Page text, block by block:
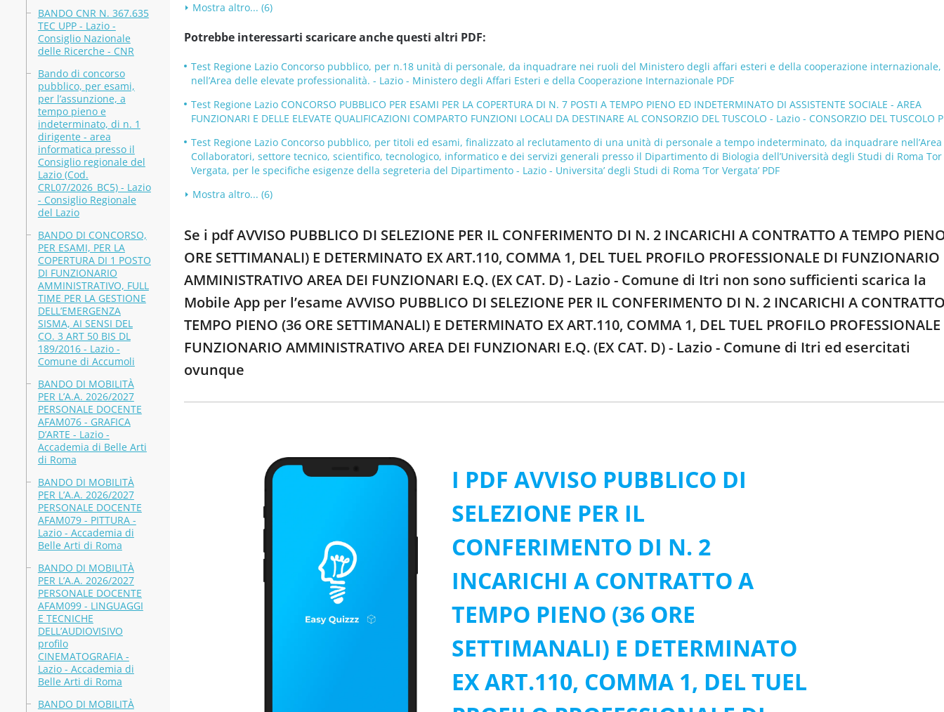
BANDO CNR N. 367.635
TEC UPP - Lazio -
Consiglio Nazionale
delle Ricerche - CNR
Bando di concorso
pubblico, per esami,
per l’assunzione, a
tempo pieno e
indeterminato, di n. 1
dirigente - area
informatica presso il
Consiglio regionale del
Lazio (Cod.
CRL07/2026_BC5) - Lazio
- Consiglio Regionale
del Lazio
BANDO DI CONCORSO,
PER ESAMI, PER LA
COPERTURA DI 1 POSTO
DI FUNZIONARIO
AMMINISTRATIVO, FULL
TIME PER LA GESTIONE
DELL’EMERGENZA
SISMA, AI SENSI DEL
CO. 3 ART 50 BIS DL
189/2016 - Lazio -
Comune di Accumoli
BANDO DI MOBILITÀ
PER L’A.A. 2026/2027
PERSONALE DOCENTE
AFAM076 - GRAFICA
D’ARTE - Lazio -
Accademia di Belle Arti
di Roma
BANDO DI MOBILITÀ
PER L’A.A. 2026/2027
PERSONALE DOCENTE
AFAM079 - PITTURA -
Lazio - Accademia di
Belle Arti di Roma
BANDO DI MOBILITÀ
PER L’A.A. 2026/2027
PERSONALE DOCENTE
AFAM099 - LINGUAGGI
E TECNICHE
DELL’AUDIOVISIVO
profilo
CINEMATOGRAFIA -
Lazio - Accademia di
Belle Arti di Roma
BANDO DI MOBILITÀ
Mostra altro... (6)
Potrebbe interessarti scaricare anche questi altri PDF:
Test Regione Lazio Concorso pubblico, per n.18 unità di personale, da inquadrare nei ruoli del Ministero degli affari esteri e della cooperazione internazionale,
nell’Area delle elevate professionalità. - Lazio - Ministero degli Affari Esteri e della Cooperazione Internazionale PDF
Test Regione Lazio CONCORSO PUBBLICO PER ESAMI PER LA COPERTURA DI N. 7 POSTI A TEMPO PIENO ED INDETERMINATO DI ASSISTENTE SOCIALE - AREA
FUNZIONARI E DELLE ELEVATE QUALIFICAZIONI COMPARTO FUNZIONI LOCALI DA DESTINARE AL CONSORZIO DEL TUSCOLO - Lazio - CONSORZIO DEL TUSCOLO
Test Regione Lazio Concorso pubblico, per titoli ed esami, finalizzato al reclutamento di una unità di personale a tempo indeterminato, da inquadrare
Collaboratori, settore tecnico, scientifico, tecnologico, informatico e dei servizi generali presso il Dipartimento di Biologia dell’Università degli Studi di Roma Tor
Vergata, per le specifiche esigenze della segreteria del Dipartimento - Lazio - Universita’ degli Studi di Roma ‘Tor Vergata’ PDF
Mostra altro... (6)
Se i pdf AVVISO PUBBLICO DI SELEZIONE PER IL CONFERIMENTO DI N. 2 INCARICHI A CONTRATTO A TEMPO
ORE SETTIMANALI) E DETERMINATO EX ART.110, COMMA 1, DEL TUEL PROFILO PROFESSIONALE DI FUNZIONARIO
AMMINISTRATIVO AREA DEI FUNZIONARI E.Q. (EX CAT. D) - Lazio - Comune di Itri non sono sufficienti scarica la
Mobile App per l’esame AVVISO PUBBLICO DI SELEZIONE PER IL CONFERIMENTO DI N. 2 INCARICHI A
TEMPO PIENO (36 ORE SETTIMANALI) E DETERMINATO EX ART.110, COMMA 1, DEL TUEL PROFILO
FUNZIONARIO AMMINISTRATIVO AREA DEI FUNZIONARI E.Q. (EX CAT. D) - Lazio - Comune di Itri ed esercitati
ovunque
I PDF AVVISO PUBBLICO DI
SELEZIONE PER IL
CONFERIMENTO DI N. 2
INCARICHI A CONTRATTO A
TEMPO PIENO (36 ORE
SETTIMANALI) E DETERMINATO
EX ART.110, COMMA 1, DEL TUEL